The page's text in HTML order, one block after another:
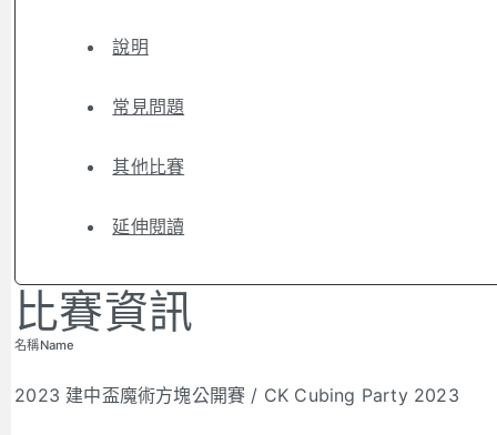
說明
常見問題
其他比賽
延伸閱讀
比賽資訊
名稱Name
2023 建中盃魔術方塊公開賽 / CK Cubing Party 2023